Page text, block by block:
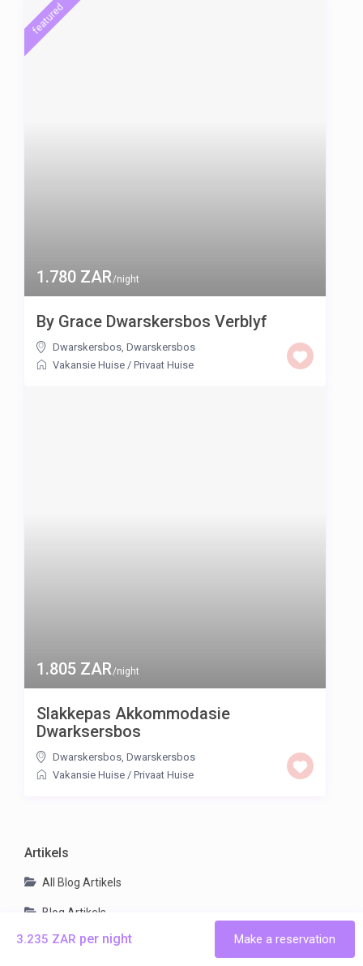
1.780 ZAR/night
featured
By Grace Dwarskersbos Verblyf
Dwarskersbos ,Dwarskersbos
Vakansie Huise /Privaat Huise
1.805 ZAR/night
Slakkepas Akkommodasie
Dwarksersbos
Dwarskersbos ,Dwarskersbos
Vakansie Huise /Privaat Huise
Artikels
All Blog Artikels
Blog Artikels
Dinge om te doen
3.235 ZAR per night Make a reservation